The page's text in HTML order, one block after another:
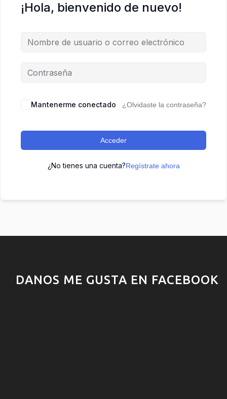
¡Hola, bienvenido de nuevo!
Mantenerme conectado ¿Olvidaste la contraseña?
Acceder
¿No tienes una cuenta?Regístrate ahora
DANOS ME GUSTA EN FACEBOOK